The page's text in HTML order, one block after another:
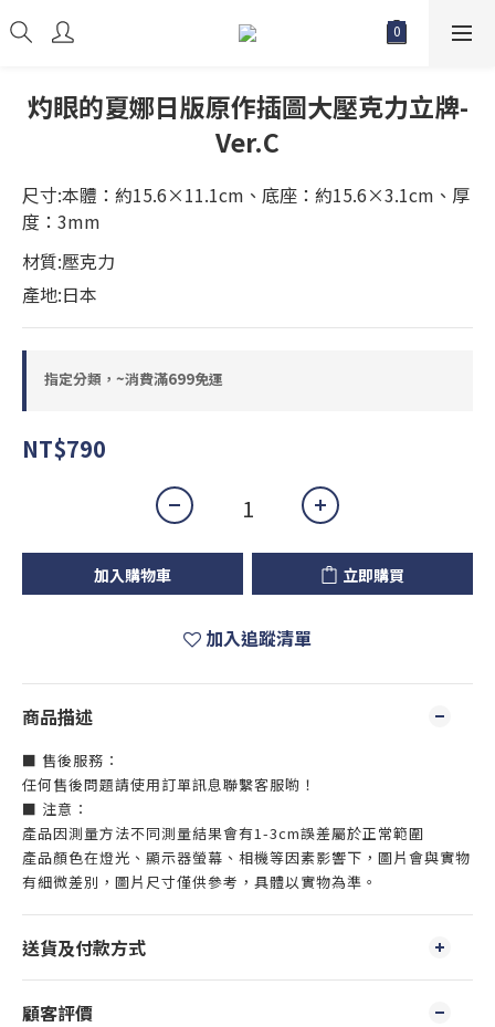
灼眼的夏娜日版原作插圖大壓克力立牌-
Ver.C
尺寸:本體：約15.6×11.1cm、底座：約15.6×3.1cm、厚
度：3mm
材質:壓克力
產地:日本
指定分類，~消費滿699免運
NT$790
加入購物車 立即購買
加入追蹤清單
商品描述
■ 售後服務：
任何售後問題請使用訂單訊息聯繫客服喲！
■ 注意：
產品因測量方法不同測量結果會有1-3cm誤差屬於正常範圍
產品顏色在燈光、顯示器螢幕、相機等因素影響下，圖片會與實物
有細微差別，圖片尺寸僅供參考，具體以實物為準。
送貨及付款方式
顧客評價